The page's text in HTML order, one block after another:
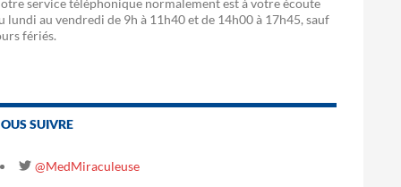
service téléphonique normalement est à votre écoute
lundi au vendredi de 9h à 11h40 et de 14h00 à 17h45, sauf
fériés.
SUIVRE
@MedMiraculeuse